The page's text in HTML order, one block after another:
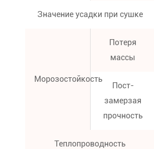
Значение усадки при сушке
Морозостойкость
Потеря
массы
Пост-
замерзая
прочность
Теплопроводность